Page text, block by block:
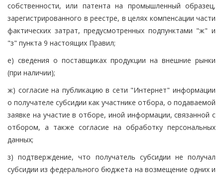
собственности, или патента на промышленный образец,
зарегистрированного в реестре, в целях компенсации части
фактических затрат, предусмотренных подпунктами "ж" и
"з" пункта 9 настоящих Правил;
е) сведения о поставщиках продукции на внешние рынки
(при наличии);
ж) согласие на публикацию в сети "Интернет" информации
о получателе субсидии как участнике отбора, о подаваемой
заявке на участие в отборе, иной информации, связанной с
отбором, а также согласие на обработку персональных
данных;
з) подтверждение, что получатель субсидии не получал
субсидии из федерального бюджета на возмещение одних и